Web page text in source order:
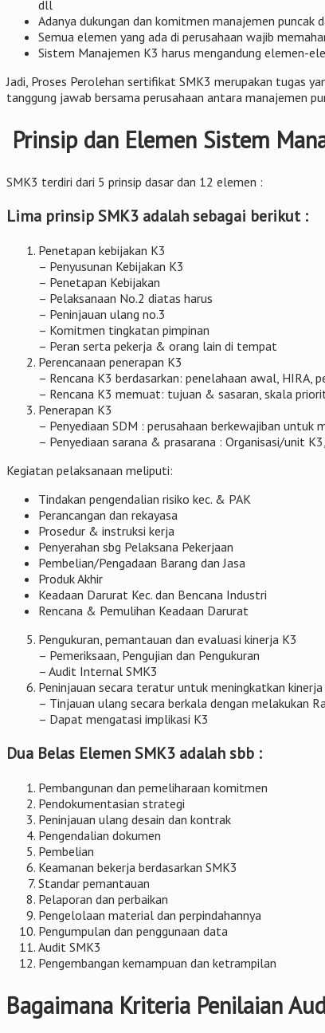
dll
Adanya dukungan dan komitmen manajemen
Semua elemen yang ada di perusahaan wajib
Sistem Manajemen K3 harus mengandung elemen-
Jadi, Proses Perolehan sertifikat SMK3 merupakan tugas
tanggung jawab bersama perusahaan antara manajemen
Prinsip dan Elemen Sistem
SMK3 terdiri dari 5 prinsip dasar dan 12 elemen :
Lima prinsip SMK3 adalah sebagai berikut :
Penetapan kebijakan K3
– Penyusunan Kebijakan K3
– Penetapan Kebijakan
– Pelaksanaan No.2 diatas harus
– Peninjauan ulang no.3
– Komitmen tingkatan pimpinan
– Peran serta pekerja & orang lain di tempat
Perencanaan penerapan K3
– Rencana K3 berdasarkan: penelahaan awal, HIRA,
– Rencana K3 memuat: tujuan & sasaran, skala
Penerapan K3
– Penyediaan SDM : perusahaan berkewajiban
– Penyediaan sarana & prasarana : Organisasi/unit
Kegiatan pelaksanaan meliputi:
Tindakan pengendalian risiko kec. & PAK
Perancangan dan rekayasa
Prosedur & instruksi kerja
Penyerahan sbg Pelaksana Pekerjaan
Pembelian/Pengadaan Barang dan Jasa
Produk Akhir
Keadaan Darurat Kec. dan Bencana Industri
Rencana & Pemulihan Keadaan Darurat
Pengukuran, pemantauan dan evaluasi kinerja K3
– Pemeriksaan, Pengujian dan Pengukuran
– Audit Internal SMK3
Peninjauan secara teratur untuk meningkatkan
– Tinjauan ulang secara berkala dengan melakukan
– Dapat mengatasi implikasi K3
Dua Belas Elemen SMK3 adalah sbb :
Pembangunan dan pemeliharaan komitmen
Pendokumentasian strategi
Peninjauan ulang desain dan kontrak
Pengendalian dokumen
Pembelian
Keamanan bekerja berdasarkan SMK3
Standar pemantauan
Pelaporan dan perbaikan
Pengelolaan material dan perpindahannya
Pengumpulan dan penggunaan data
Audit SMK3
Pengembangan kemampuan dan ketrampilan
Bagaimana Kriteria Penilaian